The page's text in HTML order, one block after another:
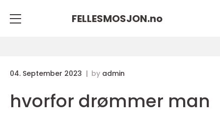
FELLESMOSJON.no
04. September 2023 by admin
hvorfor drømmer man